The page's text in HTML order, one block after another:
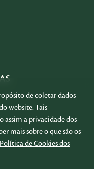
de coletar dados
website. Tais
assim a privacidade dos
mais sobre o que são os
Política de Cookies dos